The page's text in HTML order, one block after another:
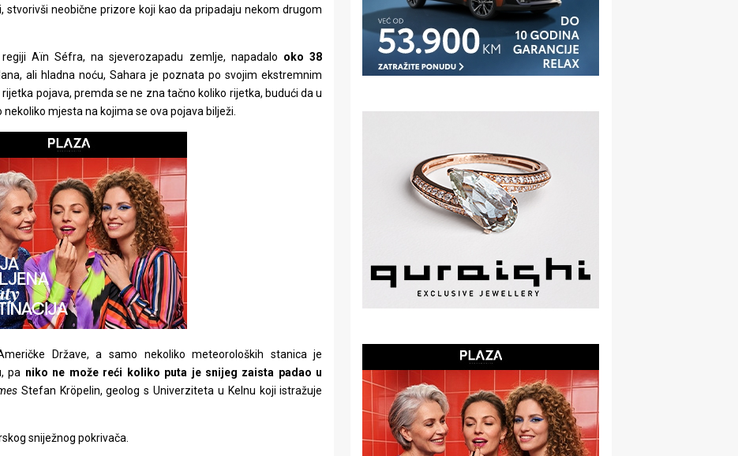
stvorivši neobične prizore koji kao da pripadaju nekom drugom
Aïn Séfra, na sjeverozapadu zemlje, napadalo oko 38
ali hladna noću, Sahara je poznata po svojim ekstremnim
pojava, premda se ne zna tačno koliko rijetka, budući da u
mjesta na kojima se ova pojava bilježi.
Države, a samo nekoliko meteoroloških stanica je
pa niko ne može reći koliko puta je snijeg zaista padao u
Stefan Kröpelin, geolog s Univerziteta u Kelnu koji istražuje
sniježnog pokrivača.